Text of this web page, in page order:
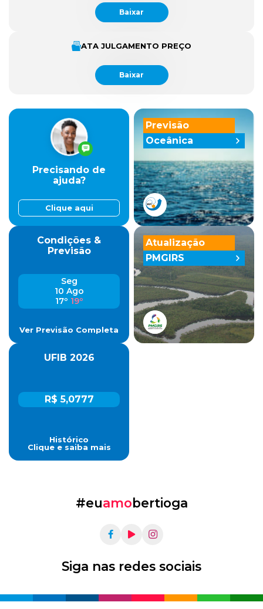
Baixar
ATA JULGAMENTO PREÇO
Baixar
Previsão
Oceânica
Precisando de
ajuda?
Clique aqui
Condições &
Previsão
Seg
10 Ago
17º 19º
Ver Previsão Completa
UFIB 2026
R$ 5,0777
Histórico
Clique e saiba mais
Atualização
PMGIRS
#euamobertioga
Siga nas redes sociais